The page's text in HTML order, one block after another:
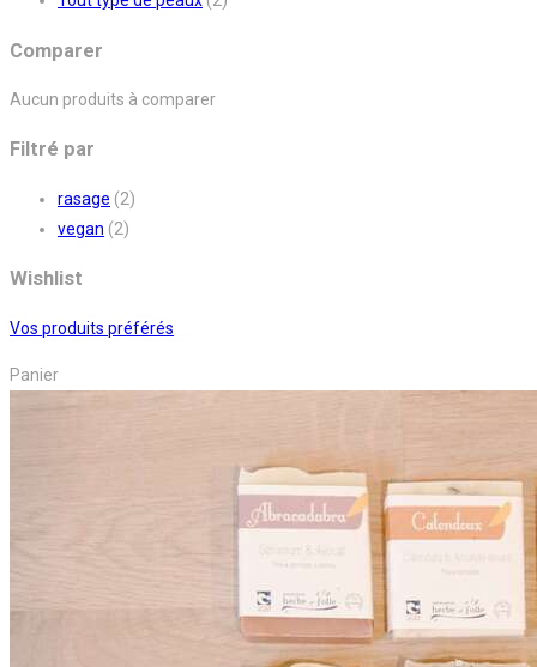
Comparer
Aucun produits à comparer
Filtré par
rasage (2)
vegan (2)
Wishlist
Vos produits préférés
Panier